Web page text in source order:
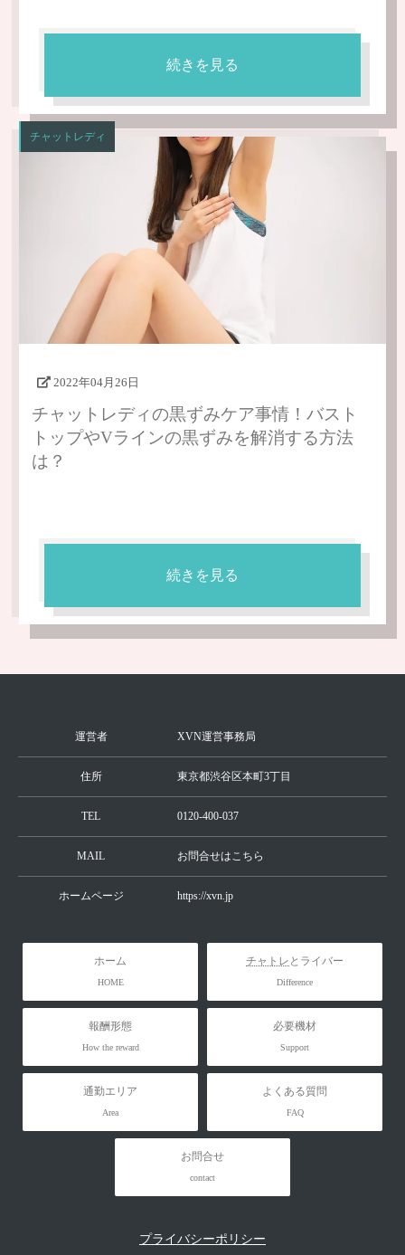
続きを見る
チャットレディ
2022年04月26日
チャットレディの黒ずみケア事情！バスト
トップやVラインの黒ずみを解消する方法
は？
続きを見る
運営者 XVN運営事務局
住所 東京都渋谷区本町3丁目
TEL 0120-400-037
MAIL お問合せはこちら
ホームページ https://xvn.jp
ホーム
HOME
チャトレ とライバー
Difference
報酬形態
How the reward
必要機材
Support
通勤エリア
Area
よくある質問
FAQ
お問合せ
contact
プライバシーポリシー